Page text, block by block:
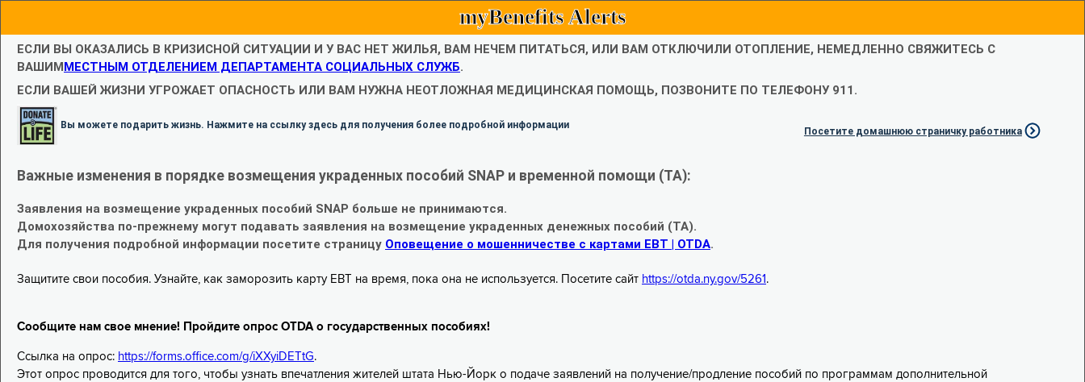
myBenefits Alerts
ЕСЛИ ВЫ ОКАЗАЛИСЬ В КРИЗИСНОЙ СИТУАЦИИ И У ВАС НЕТ ЖИЛЬЯ, ВАМ НЕЧЕМ ПИТАТЬСЯ, ИЛИ ВАМ ОТКЛЮЧИЛИ ОТОПЛЕНИЕ, НЕМЕДЛЕННО СВЯЖИТЕСЬ С
ВАШИММЕСТНЫМ ОТДЕЛЕНИЕМ ДЕПАРТАМЕНТА СОЦИАЛЬНЫХ СЛУЖБ.
ЕСЛИ ВАШЕЙ ЖИЗНИ УГРОЖАЕТ ОПАСНОСТЬ ИЛИ ВАМ НУЖНА НЕОТЛОЖНАЯ МЕДИЦИНСКАЯ ПОМОЩЬ, ПОЗВОНИТЕ ПО ТЕЛЕФОНУ 911.
Вы можете подарить жизнь. Нажмите на ссылку здесь для получения более подробной информации
Посетите домашнюю страничку работника
Важные изменения в порядке возмещения украденных пособий SNAP и временной помощи (TA):
Заявления на возмещение украденных пособий SNAP больше не принимаются.
Домохозяйства по-прежнему могут подавать заявления на возмещение украденных денежных пособий (TA).
Для получения подробной информации посетите страницу Оповещение о мошенничестве с картами EBT | OTDA.
Защитите свои пособия. Узнайте, как заморозить карту EBT на время, пока она не используется. Посетите сайт https://otda.ny.gov/5261 .
Сообщите нам свое мнение! Пройдите опрос OTDA о государственных пособиях!
Ссылка на опрос: https://forms.office.com/g/iXXyiDETtG.
Этот опрос проводится для того, чтобы узнать впечатления жителей штата Нью-Йорк о подаче заявлений на получение/продление пособий по программам дополнительной